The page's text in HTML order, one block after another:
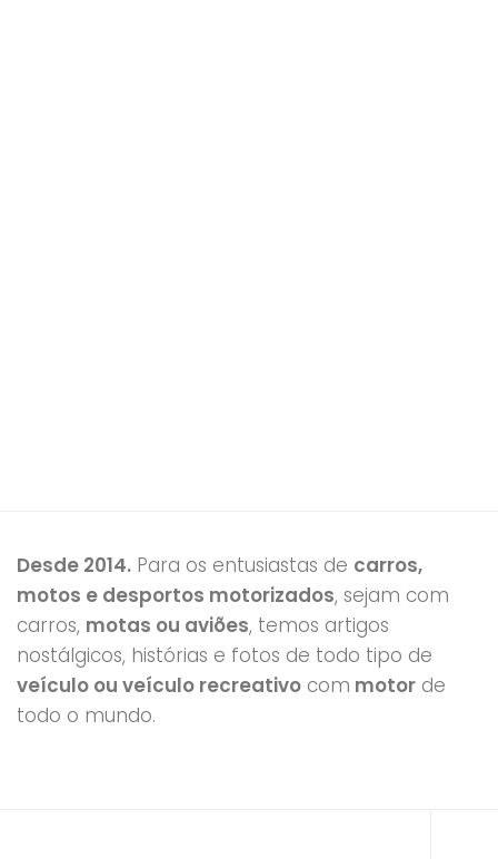
Desde 2014. Para os entusiastas de carros,
motos e desportos motorizados, sejam com
carros, motas ou aviões, temos artigos
nostálgicos, histórias e fotos de todo tipo de
veículo ou veículo recreativo com motor de
todo o mundo.